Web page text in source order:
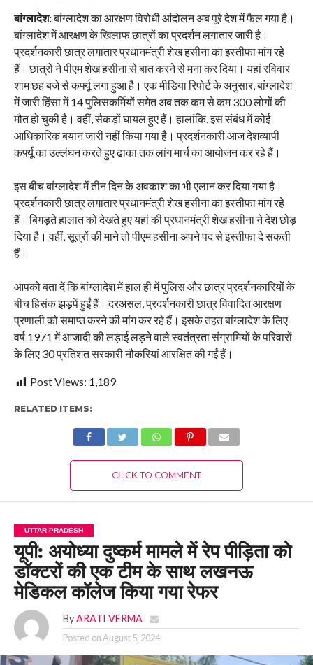
बांग्लादेश:बांग्लादेश का आरक्षण विरोधी आंदोलन अब पूरे देश में फैल गया है।
बांग्लादेश में आरक्षण के खिलाफ छात्रों का प्रदर्शन लगातार जारी है।
प्रदर्शनकारी छात्र लगातार प्रधानमंत्री शेख हसीना का इस्तीफा मांग रहे
हैं। छात्रों ने पीएम शेख हसीना से बात करने से मना कर दिया। यहां रविवार
शाम छह बजे से कर्फ्यू लगा हुआ है। एक मीडिया रिपोर्ट के अनुसार, बांग्लादेश
में जारी हिंसा में 14 पुलिसकर्मियों समेत अब तक कम से कम 300 लोगों की
मौत हो चुकी है। वहीं, सैकड़ों घायल हुए हैं। हालांकि, इस संबंध में कोई
आधिकारिक बयान जारी नहीं किया गया है। प्रदर्शनकारी आज देशव्यापी
कर्फ्यू का उल्लंघन करते हुए ढाका तक लांग मार्च का आयोजन कर रहे हैं।
इस बीच बांग्लादेश में तीन दिन के अवकाश का भी एलान कर दिया गया है।
प्रदर्शनकारी छात्र लगातार प्रधानमंत्री शेख हसीना का इस्तीफा मांग रहे
हैं। बिगड़ते हालात को देखते हुए यहां की प्रधानमंत्री शेख हसीना ने देश छोड़
दिया है। वहीं, सूत्रों की माने तो पीएम हसीना अपने पद से इस्तीफा दे सकती
हैं।
आपको बता दें कि बांग्लादेश में हाल ही में पुलिस और छात्र प्रदर्शनकारियों के
बीच हिसंक झड़पें हुईं हैं। दरअसल, प्रदर्शनकारी छात्र विवादित आरक्षण
प्रणाली को समाप्त करने की मांग कर रहे हैं। इसके तहत बांग्लादेश के लिए
वर्ष 1971 में आजादी की लड़ाई लड़ने वाले स्वतंत्रता संग्रामियों के परिवारों
के लिए 30 प्रतिशत सरकारी नौकरियां आरक्षित की गईं हैं।
Post Views: 1,189
RELATED ITEMS:
CLICK TO COMMENT
UTTAR PRADESH
यूपी: अयोध्या दुष्कर्म मामले में रेप पीड़िता को
डॉक्टरों की एक टीम के साथ लखनऊ
मेडिकल कॉलेज किया गया रेफर
By ARATI VERMA
Posted onAugust 5, 2024